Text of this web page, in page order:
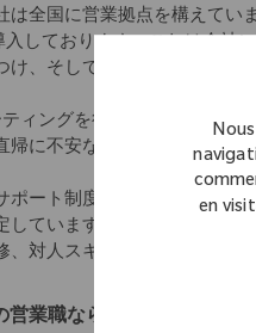
en
は全国に営業拠点を構えて
入しております。これは会社
け、そして少しでも長く医師
ィングを行いますし(エリア
帰に不安な方でも安心してい
ポート制度がございます。
しています。
対人スキル研修、営業スキ
営業職ならではの魅力】